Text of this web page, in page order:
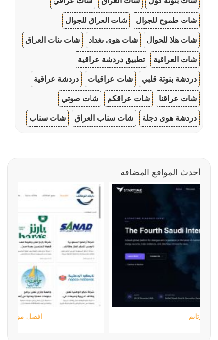
شات طموح للجوال شات العراق للجوال
شات هلا للجوال شات هوى بغداد شات بنات العراق
شات العراقية تطبيق دردشة عراقية
دردشة بنوتة قلبي شات عراقيات دردشة عراقية
شات عراقنا شات عراقكم شات صوتي
دردشة هوى دجلة شات سناب العراق شات سناب
أحدث المواقع المضافه